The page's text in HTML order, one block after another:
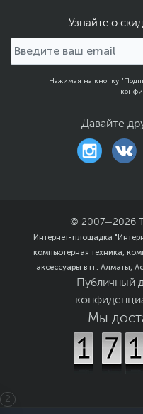
Узнайте о
Нажимая на кнопку
Давайте
© 2007—2026
Интернет-площадка
компьютерная техника,
аксессуары в гг. Алматы,
Публичный
Мы
2